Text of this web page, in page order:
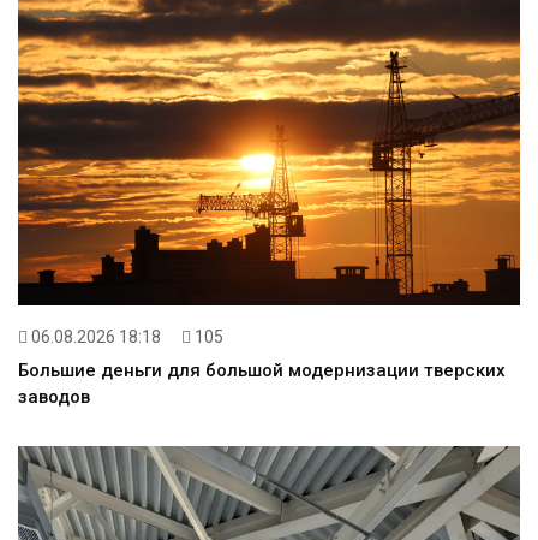
06.08.2026 18:18 105
Большие деньги для большой модернизации тверских
заводов